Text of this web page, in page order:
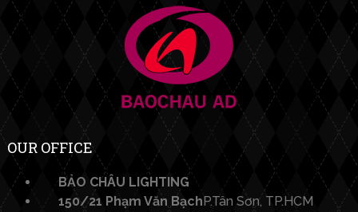
OUR OFFICE
BẢO CHÂU LIGHTING​
150/21 Phạm Văn Bạch P.Tân Sơn, TP.HCM